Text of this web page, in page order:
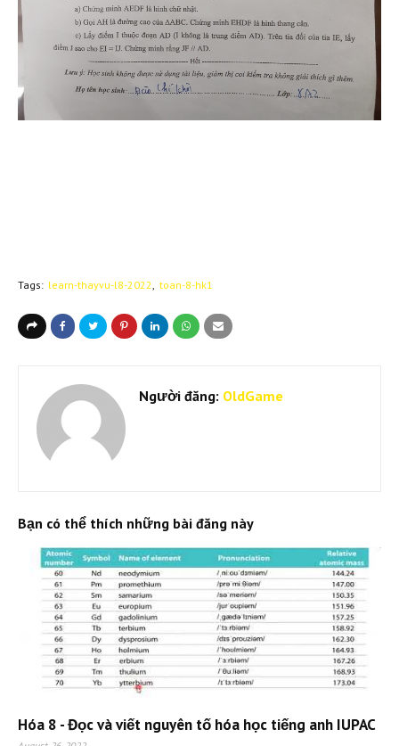
Tags: learn-thayvu-l8-2022 toan-8-hk1
Người đăng: OldGame
Bạn có thể thích những bài đăng này
Hóa 8 - Đọc và viết nguyên tố hóa học tiếng anh IUPAC